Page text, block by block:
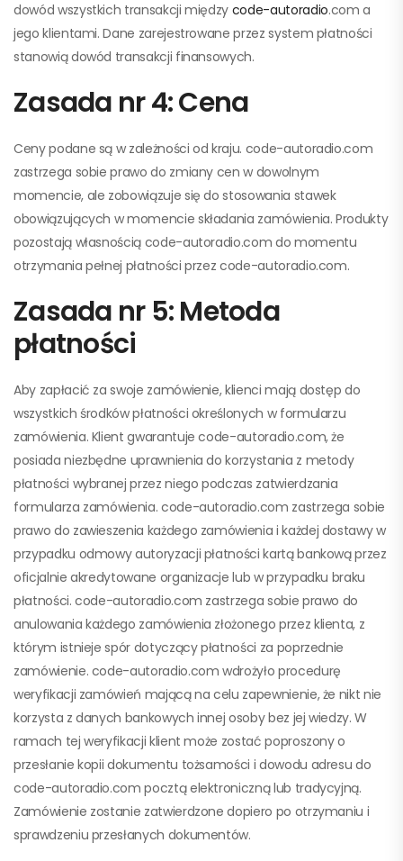
dowód wszystkich transakcji między code-autoradio.com a
jego klientami. Dane zarejestrowane przez system płatności
stanowią dowód transakcji finansowych.
Zasada nr 4: Cena
Ceny podane są w zależności od kraju. code-autoradio.com
zastrzega sobie prawo do zmiany cen w dowolnym
momencie, ale zobowiązuje się do stosowania stawek
obowiązujących w momencie składania zamówienia. Produkty
pozostają własnością code-autoradio.com do momentu
otrzymania pełnej płatności przez code-autoradio.com.
Zasada nr 5: Metoda
płatności
Aby zapłacić za swoje zamówienie, klienci mają dostęp do
wszystkich środków płatności określonych w formularzu
zamówienia. Klient gwarantuje code-autoradio.com, że
posiada niezbędne uprawnienia do korzystania z metody
płatności wybranej przez niego podczas zatwierdzania
formularza zamówienia. code-autoradio.com zastrzega sobie
prawo do zawieszenia każdego zamówienia i każdej dostawy w
przypadku odmowy autoryzacji płatności kartą bankową przez
oficjalnie akredytowane organizacje lub w przypadku braku
płatności. code-autoradio.com zastrzega sobie prawo do
anulowania każdego zamówienia złożonego przez klienta, z
którym istnieje spór dotyczący płatności za poprzednie
zamówienie. code-autoradio.com wdrożyło procedurę
weryfikacji zamówień mającą na celu zapewnienie, że nikt nie
korzysta z danych bankowych innej osoby bez jej wiedzy. W
ramach tej weryfikacji klient może zostać poproszony o
przesłanie kopii dokumentu tożsamości i dowodu adresu do
code-autoradio.com pocztą elektroniczną lub tradycyjną.
Zamówienie zostanie zatwierdzone dopiero po otrzymaniu i
sprawdzeniu przesłanych dokumentów.